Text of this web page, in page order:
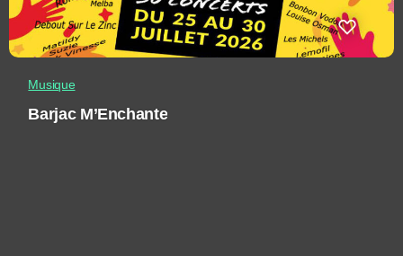
Musique
Barjac M’Enchante